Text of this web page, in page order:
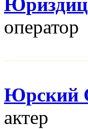
оператор
Юрский
актер